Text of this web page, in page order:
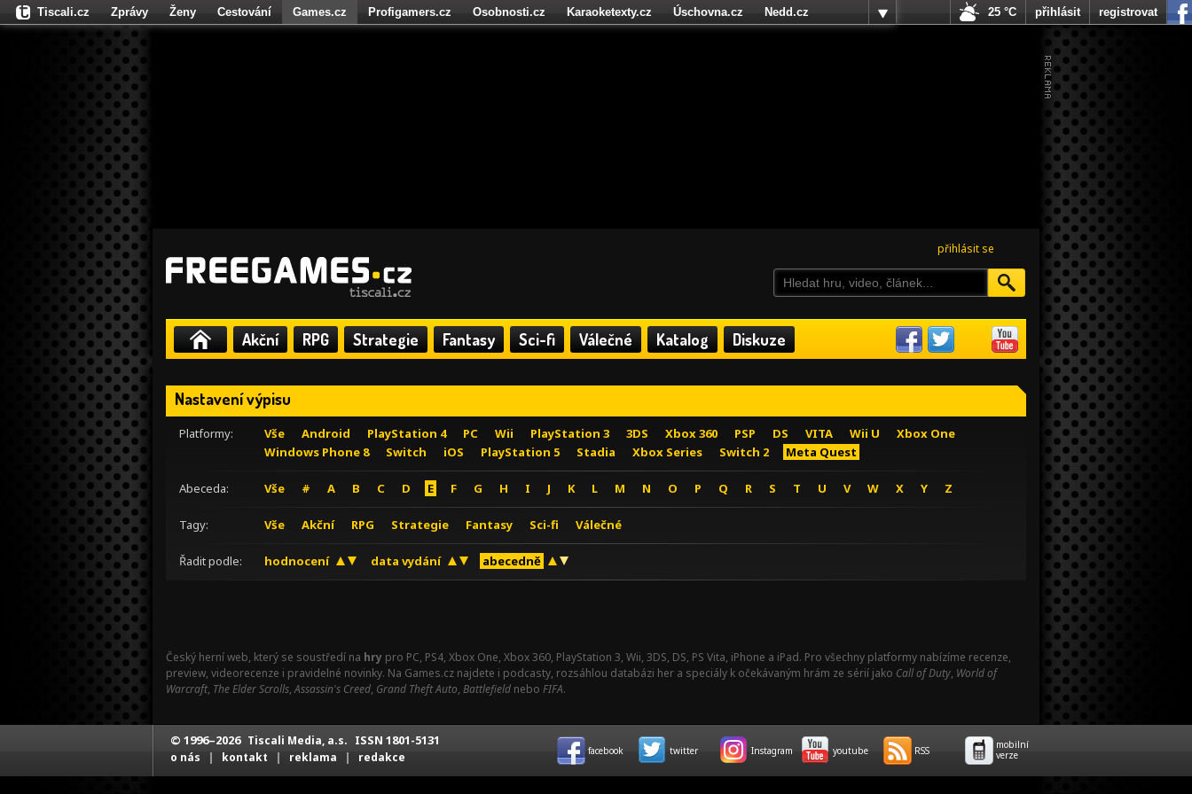
přihlásit se
Akční RPG Strategie Fantasy Sci-fi Válečné Katalog Diskuze
Nastavení výpisu
Platformy: Vše Android PlayStation 4 PC Wii PlayStation 3 3DS Xbox 360 PSP DS VITA Wii U
Xbox One
Windows Phone 8
Switch iOS PlayStation 5 Stadia Xbox Series Switch 2 Meta Quest
Abeceda: Vše # A B C D E F G H I J K L M N O P Q R S T U V W X Y Z
Tagy: Vše Akční RPG Strategie Fantasy Sci-fi Válečné
Řadit podle: hodnocení data vydání abecedně
Český herní web, který se soustředí na hry pro PC, PS4, Xbox One, Xbox 360, PlayStation 3, Wii, 3DS, DS, PS Vita, iPhone a iPad. Pro všechny platformy nabízíme recenze,
preview, videorecenze i pravidelné novinky. Na Games.cz najdete i podcasty, rozsáhlou databázi her a speciály k očekávaným hrám ze sérií jako Call of Duty, World of
Warcraft, The Elder Scrolls,Assassin's Creed, Grand Theft Auto, Battlefield nebo FIFA.
Tiscali.cz Zprávy Ženy Cestování Games.cz Profigamers.cz Osobnosti.cz Karaoketexty.cz Úschovna.cz
Nedd.cz
Fights.cz
25 °C přihlásit registrovat
© 1996–2026 Tiscali Media, a.s. ISSN 1801-5131
o nás | kontakt | reklama | redakce facebook twitter Instagram youtube RSS
mobilní
verze